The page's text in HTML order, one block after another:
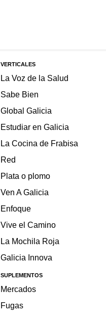
VERTICALES
La Voz de la Salud
Sabe Bien
Global Galicia
Estudiar en Galicia
La Cocina de Frabisa
Red
Plata o plomo
Ven A Galicia
Enfoque
Vive el Camino
La Mochila Roja
Galicia Innova
SUPLEMENTOS
Mercados
Fugas